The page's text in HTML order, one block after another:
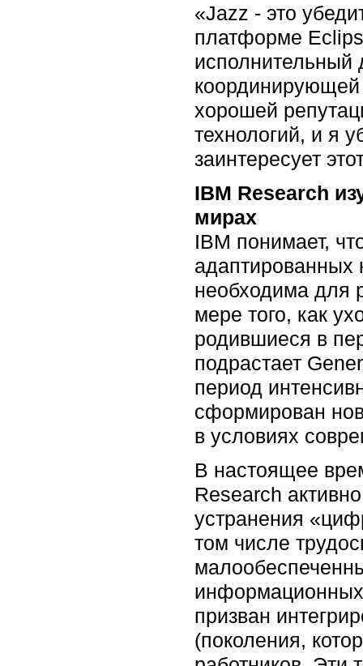
«Jazz - это
платформе
исполнительный
координирующей
хорошей
технологий, и я
заинтересует
IBM Research
мирах
IBM понимает,
адаптированных
необходима для
мере того, как
родившиеся в
подрастает
период
сформирован
в условиях
В настоящее
Research
устранения
том числе
информационных
призван
(поколения,